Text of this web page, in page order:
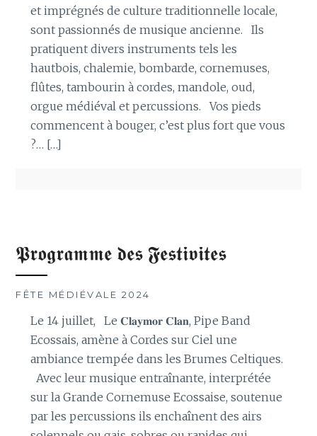
et imprégnés de culture traditionnelle locale,
sont passionnés de musique ancienne. Ils
pratiquent divers instruments tels les
hautbois, chalemie, bombarde, cornemuses,
flûtes, tambourin à cordes, mandole, oud,
orgue médiéval et percussions. Vos pieds
commencent à bouger, c’est plus fort que vous
?… […]
𝕻𝖗𝖔𝖌𝖗𝖆𝖒𝖒𝖊 𝖉𝖊𝖘 𝕱𝖊𝖘𝖙𝖎𝖛𝖎𝖙𝖊𝖘
FÊTE MÉDIÉVALE 2024
Le 14 juillet, Le 𝐂𝐥𝐚𝐲𝐦𝐨𝐫 𝐂𝐥𝐚𝐧, Pipe Band
Ecossais, amène à Cordes sur Ciel une
ambiance trempée dans les Brumes Celtiques.
Avec leur musique entraînante, interprétée
sur la Grande Cornemuse Ecossaise, soutenue
par les percussions ils enchaînent des airs